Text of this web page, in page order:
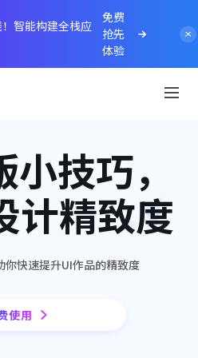
智能构建全栈应
免费
抢先
体验
技巧，
计精致度
你快速提升UI作品的精致度
使用